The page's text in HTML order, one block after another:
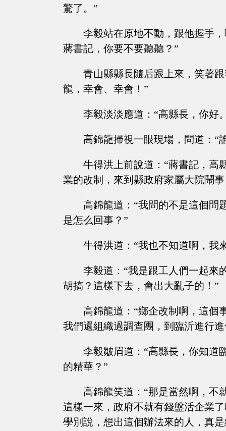
驚了。”
李毅站在原地不動，跟他握手
蔣書記，你要不要聽聽？”
青山縣縣長隨后跟上來，笑著
龍，幸會、幸會！”
李毅淡淡應道：“高縣長，你好
高錦龍掃視一眼現場，問道：“
牛得洪上前說道：“蔣書記，高
業的改制，來到縣政府家屬大院鬧
高錦龍道：“我問的不是這個問
是怎么回事？”
牛得洪道：“我也不知道啊，我
李毅道：“我是跟工人們一起來
胡搞？這樣下去，會出大亂子的！”
高錦龍道：“鄉企改制啊，這個
我們還組織過調查團，到臨沂進行
李毅皺眉道：“高縣長，你知道
的精華？”
高錦龍笑道：“那是當然啊，不
這樣一來，政府不就有錢盤活企業
學別說，想出這個辦法來的人，真